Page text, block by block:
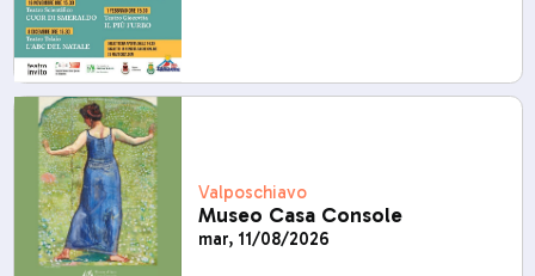
Valposchiavo
Museo Casa Console
mar, 11/08/2026